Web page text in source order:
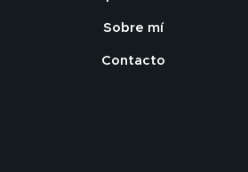
Sobre mí
Contacto